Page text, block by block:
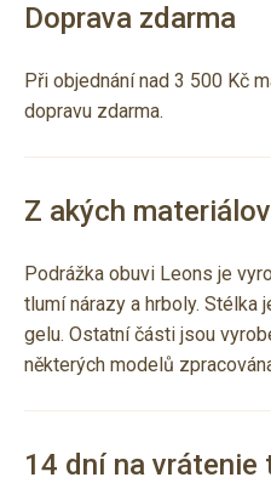
Doprava zdarma
Při objednání nad 3 500 Kč
dopravu zdarma.
Z akých
Podrážka obuvi Leons je
tlumí nárazy a hrboly. Stélka
gelu. Ostatní části jsou
některých modelů
14 dní na vrátenie